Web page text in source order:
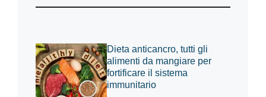
Dieta anticancro, tutti gli
alimenti da mangiare per
fortificare il sistema
immunitario